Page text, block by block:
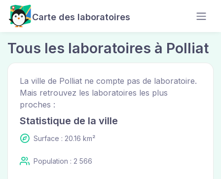
Carte des laboratoires
Tous les laboratoires à Polliat
La ville de Polliat ne compte pas de laboratoire.
Mais retrouvez les laboratoires les plus
proches :
Statistique de la ville
Surface : 20.16 km²
Population : 2 566